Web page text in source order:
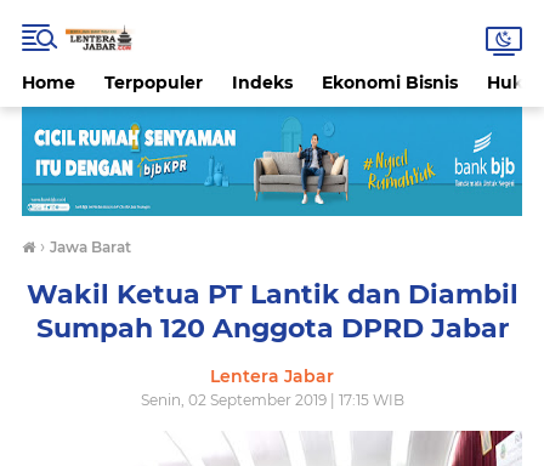
Home Terpopuler Indeks Ekonomi Bisnis
› Jawa Barat
Wakil Ketua PT Lantik dan Diambil
Sumpah 120 Anggota DPRD Jabar
Lentera Jabar
Senin, 02 September 2019 | 17:15 WIB